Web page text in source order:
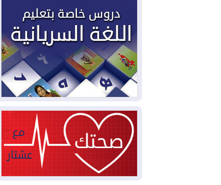
2026-08-03العراق يؤكد مجدداً التزامه
بمنع الهجمات على الدول المجاورة
2026-08-03العجز والاقتراض يطوقان
المالية العراقية.. اقتراض يتجاوز 3 تريليونات
دينار!
2026-08-03كوبا تغرق في الظلام مجددا
2026-08-03
أوامر بإجلاء 60 ألف شخص
بسبب الحرائق في ولاية واشنطن
2026-08-02
مشروع "حسابي" يُمهل
الموظفين حتى نهاية أغسطس لاستلام
بطاقاتهم المصرفية